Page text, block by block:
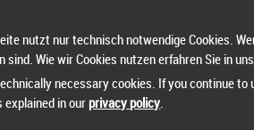
nutzt nur technisch notwendige Cookies.
sind. Wie wir Cookies nutzen erfahren Sie in
necessary cookies. If you continue
explained in ourprivacy policy.